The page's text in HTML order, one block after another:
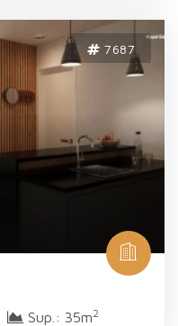
7687
Sup.: 35m2